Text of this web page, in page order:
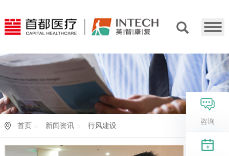
首页 新闻资讯 行风建设
咨询